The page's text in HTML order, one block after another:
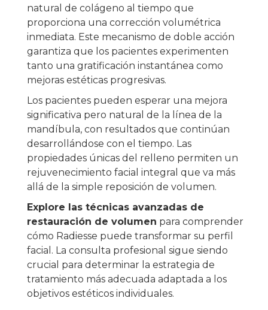
natural de colágeno al tiempo que
proporciona una corrección volumétrica
inmediata. Este mecanismo de doble acción
garantiza que los pacientes experimenten
tanto una gratificación instantánea como
mejoras estéticas progresivas.
Los pacientes pueden esperar una mejora
significativa pero natural de la línea de la
mandíbula, con resultados que continúan
desarrollándose con el tiempo. Las
propiedades únicas del relleno permiten un
rejuvenecimiento facial integral que va más
allá de la simple reposición de volumen.
Explore las técnicas avanzadas de
restauración de volumen para comprender
cómo Radiesse puede transformar su perfil
facial. La consulta profesional sigue siendo
crucial para determinar la estrategia de
tratamiento más adecuada adaptada a los
objetivos estéticos individuales.